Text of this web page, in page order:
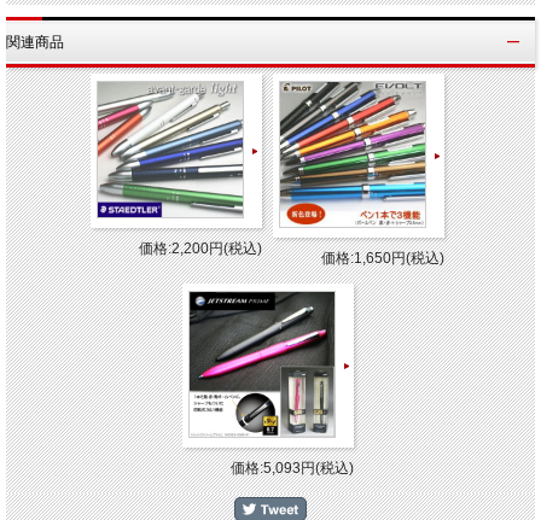
関連商品
価格:2,200円(税込)
価格:1,650円(税込)
価格:5,093円(税込)